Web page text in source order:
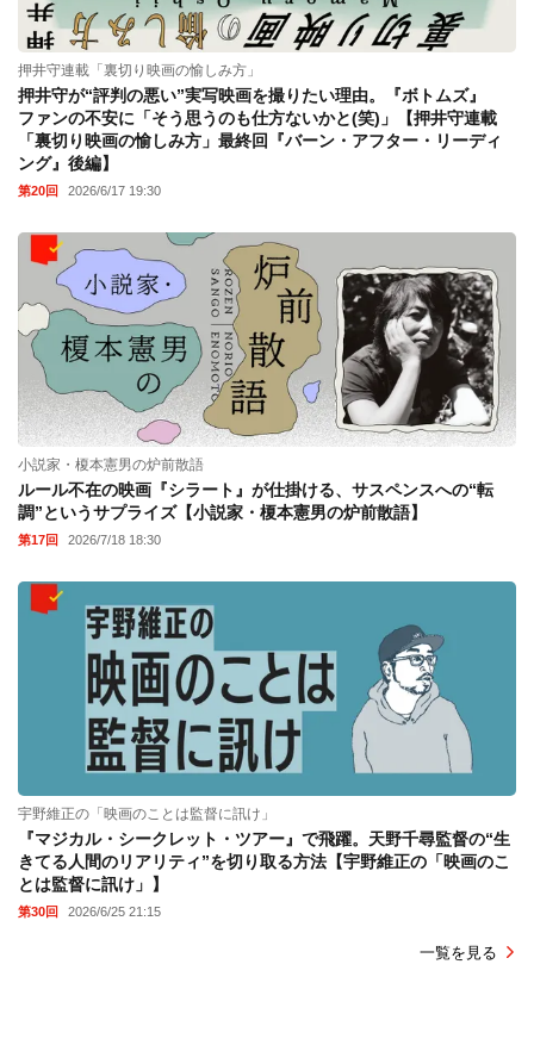
押井守連載「裏切り映画の愉しみ方」
押井守が“評判の悪い”実写映画を撮りたい理由。『ボトムズ』
ファンの不安に「そう思うのも仕方ないかと(笑)」【押井守連載
「裏切り映画の愉しみ方」最終回『バーン・アフター・リーディ
ング』後編】
第20回 2026/6/17 19:30
小説家・榎本憲男の炉前散語
ルール不在の映画『シラート』が仕掛ける、サスペンスへの“転
調”というサプライズ【小説家・榎本憲男の炉前散語】
第17回 2026/7/18 18:30
宇野維正の「映画のことは監督に訊け」
『マジカル・シークレット・ツアー』で飛躍。天野千尋監督の“生
きてる人間のリアリティ”を切り取る方法【宇野維正の「映画のこ
とは監督に訊け」】
第30回 2026/6/25 21:15
一覧を見る